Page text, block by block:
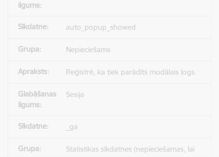
auto_popup_showed
Nepieciešams
Reģistrē, ka tiek parādīts modālais logs.
Sesija
_ga
Statistikas sīkdatnes (nepieciešamas, lai